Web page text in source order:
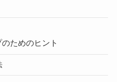
ためのヒント